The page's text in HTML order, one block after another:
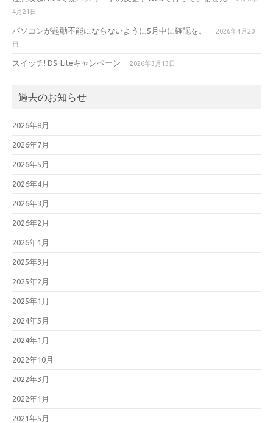
4月21日
パソコンが起動不能にならないように5月中に確認を。
2026年4月20
日
スイッチ! DS-Liteキャンペーン 2026年3月13日
過去のお知らせ
2026年8月
2026年7月
2026年5月
2026年4月
2026年3月
2026年2月
2026年1月
2025年3月
2025年2月
2025年1月
2024年5月
2024年1月
2022年10月
2022年3月
2022年1月
2021年5月